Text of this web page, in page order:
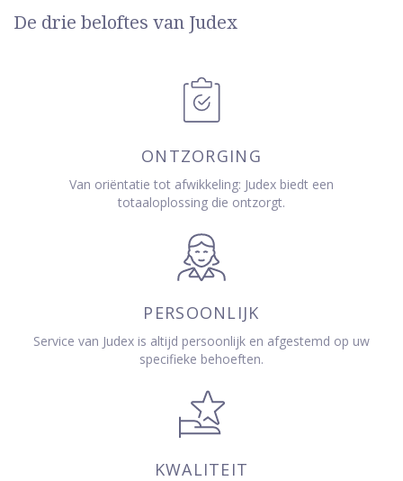
De drie beloftes van Judex
ONTZORGING
Van oriëntatie tot afwikkeling: Judex biedt een
totaaloplossing die ontzorgt.
PERSOONLIJK
Service van Judex is altijd persoonlijk en afgestemd op uw
specifieke behoeften.
KWALITEIT